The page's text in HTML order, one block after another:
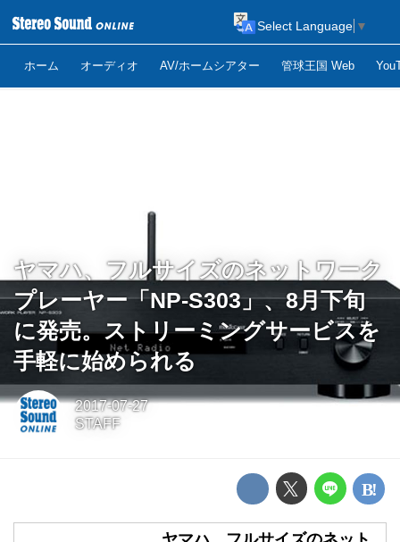
ホーム オーディオ AV/ホームシアター 管球王国 Web
Select Language ▼
ヤマハ、フルサイズのネットワーク
プレーヤー「NP-S303」、8月下旬
に発売。ストリーミングサービスを
手軽に始められる
2017-07-27
STAFF